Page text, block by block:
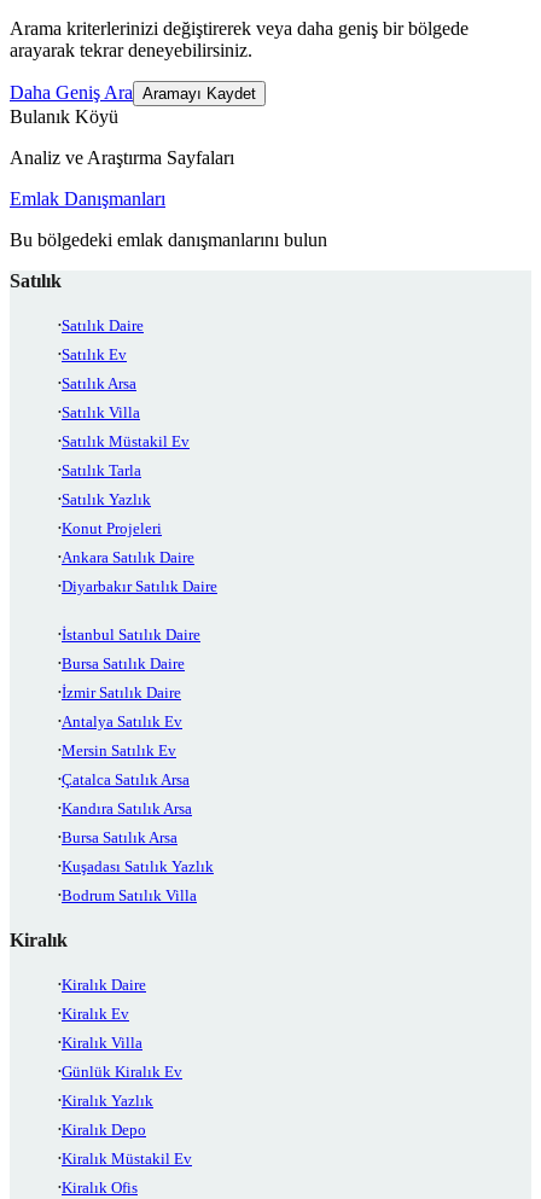
Arama kriterlerinizi değiştirerek veya daha geniş bir bölgede
arayarak tekrar deneyebilirsiniz.
Daha Geniş Ara Aramayı Kaydet
Bulanık Köyü
Analiz ve Araştırma Sayfaları
Emlak Danışmanları
Bu bölgedeki emlak danışmanlarını bulun
Satılık
Satılık Daire
Satılık Ev
Satılık Arsa
Satılık Villa
Satılık Müstakil Ev
Satılık Tarla
Satılık Yazlık
Konut Projeleri
Ankara Satılık Daire
Diyarbakır Satılık Daire
İstanbul Satılık Daire
Bursa Satılık Daire
İzmir Satılık Daire
Antalya Satılık Ev
Mersin Satılık Ev
Çatalca Satılık Arsa
Kandıra Satılık Arsa
Bursa Satılık Arsa
Kuşadası Satılık Yazlık
Bodrum Satılık Villa
Kiralık
Kiralık Daire
Kiralık Ev
Kiralık Villa
Günlük Kiralık Ev
Kiralık Yazlık
Kiralık Depo
Kiralık Müstakil Ev
Kiralık Ofis